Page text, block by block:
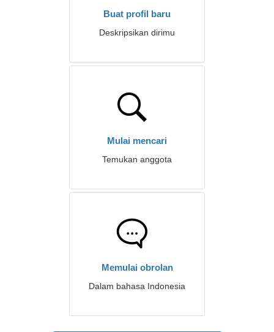
Buat profil baru
Deskripsikan dirimu
Mulai mencari
Temukan anggota
Memulai obrolan
Dalam bahasa Indonesia